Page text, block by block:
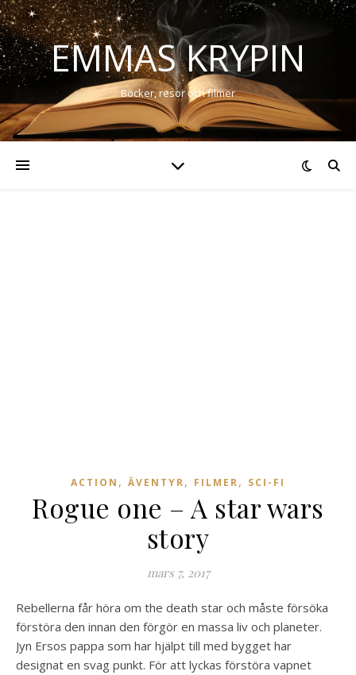
EMMAS KRYPIN
Böcker, resor och filmer
ACTION , ÄVENTYR, FILMER, SCI-FI
Rogue one – A star wars
story
mars 7, 2017
Rebellerna får höra om the death star och måste försöka
förstöra den innan den förgör en massa liv och planeter.
Jyn Ersos pappa som har hjälpt till med bygget har
designat en svag punkt. För att lyckas förstöra vapnet